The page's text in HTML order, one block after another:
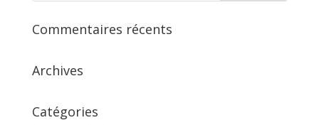
Commentaires récents
Archives
Catégories